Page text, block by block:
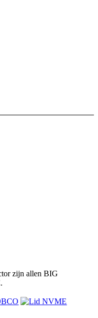
zijn allen BIG